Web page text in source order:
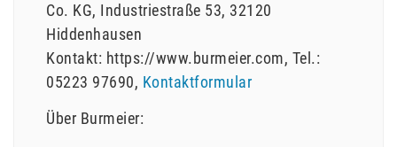
Co. KG Industriestraße 53 32120
Hiddenhausen
Kontakt: https://www.burmeier.com Tel.:
05223 97690 Kontaktformular
Über Burmeier: